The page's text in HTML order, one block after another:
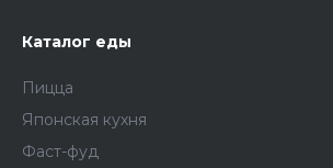
Каталог еды
Пицца
Японская кухня
Фаст-фуд